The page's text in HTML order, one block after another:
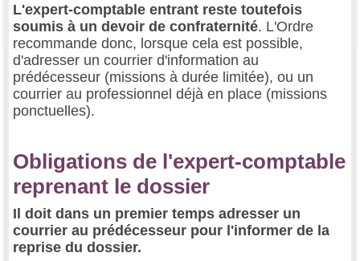
L'expert-comptable entrant reste toutefois
soumis à un devoir de confraternité. L'Ordre
recommande donc, lorsque cela est possible,
d'adresser un courrier d'information au
prédécesseur (missions à durée limitée), ou un
courrier au professionnel déjà en place (missions
ponctuelles).
Obligations de l'expert-comptable
reprenant le dossier
Il doit dans un premier temps adresser un
courrier au prédécesseur pour l'informer de la
reprise du dossier.